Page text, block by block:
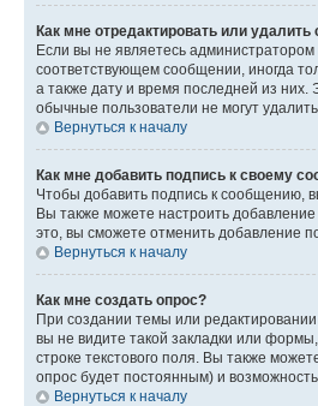
Как мне отредактировать или
Если вы не являетесь
соответствующем сообщении, иногда
а также дату и время последней из
обычные пользователи не могут
Вернуться к началу
Как мне добавить подпись к своему
Чтобы добавить подпись к сообщению,
Вы также можете настроить
это, вы сможете отменить добавление
Вернуться к началу
Как мне создать опрос?
При создании темы или
вы не видите такой закладки или
строке текстового поля. Вы также
опрос будет постоянным) и
Вернуться к началу